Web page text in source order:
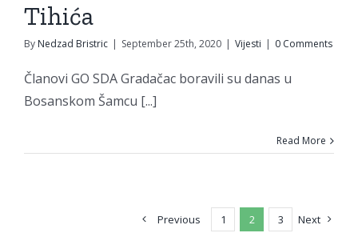
Tihića
By Nedzad Bristric | September 25th, 2020 | Vijesti | 0 Comments
Članovi GO SDA Gradačac boravili su danas u
Bosanskom Šamcu [...]
Read More
Previous 1 2 3 Next